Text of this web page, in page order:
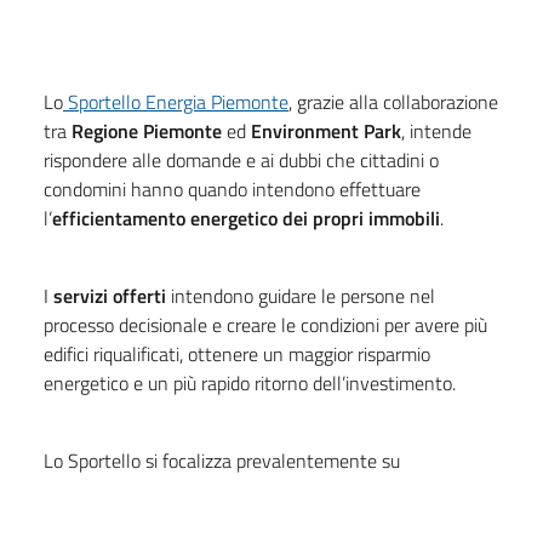
LoSportello Energia Piemonte, grazie alla collaborazione
tra Regione Piemonteed Environment Park, intende
rispondere alle domande e ai dubbi che cittadini o
condomini hanno quando intendono effettuare
l’efficientamento energetico dei propri immobili.
I servizi offerti intendono guidare le persone nel
processo decisionale e creare le condizioni per avere più
edifici riqualificati, ottenere un maggior risparmio
energetico e un più rapido ritorno dell’investimento.
Lo Sportello si focalizza prevalentemente su